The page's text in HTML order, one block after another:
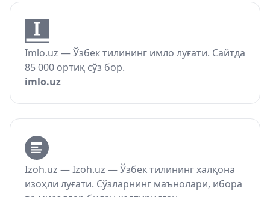
Imlo.uz — Ўзбек тилининг имло луғати. Сайтда
85 000 ортиқ сўз бор.
imlo.uz
Izoh.uz — Izoh.uz — Ўзбек тилининг халқона
изоҳли луғати. Сўзларнинг маънолари, ибора